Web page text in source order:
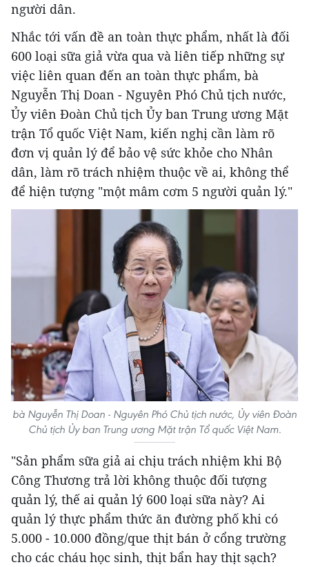
người dân.
Nhắc tới vấn đề an toàn thực phẩm, nhất là đối
600 loại sữa giả vừa qua và liên tiếp những sự
việc liên quan đến an toàn thực phẩm, bà
Nguyễn Thị Doan - Nguyên Phó Chủ tịch nước,
Ủy viên Đoàn Chủ tịch Ủy ban Trung ương Mặt
trận Tổ quốc Việt Nam, kiến nghị cần làm rõ
đơn vị quản lý để bảo vệ sức khỏe cho Nhân
dân, làm rõ trách nhiệm thuộc về ai, không thể
để hiện tượng "một mâm cơm 5 người quản lý."
bà Nguyễn Thị Doan - Nguyên Phó Chủ tịch nước, Ủy viên Đoàn
Chủ tịch Ủy ban Trung ương Mặt trận Tổ quốc Việt Nam.
"Sản phẩm sữa giả ai chịu trách nhiệm khi Bộ
Công Thương trả lời không thuộc đối tượng
quản lý, thế ai quản lý 600 loại sữa này? Ai
quản lý thực phẩm thức ăn đường phố khi có
5.000 - 10.000 đồng/que thịt bán ở cổng trường
cho các cháu học sinh, thịt bẩn hay thịt sạch?